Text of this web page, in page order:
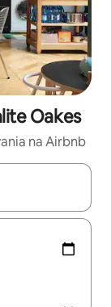
Oakes
na Airbnb
prechádzať